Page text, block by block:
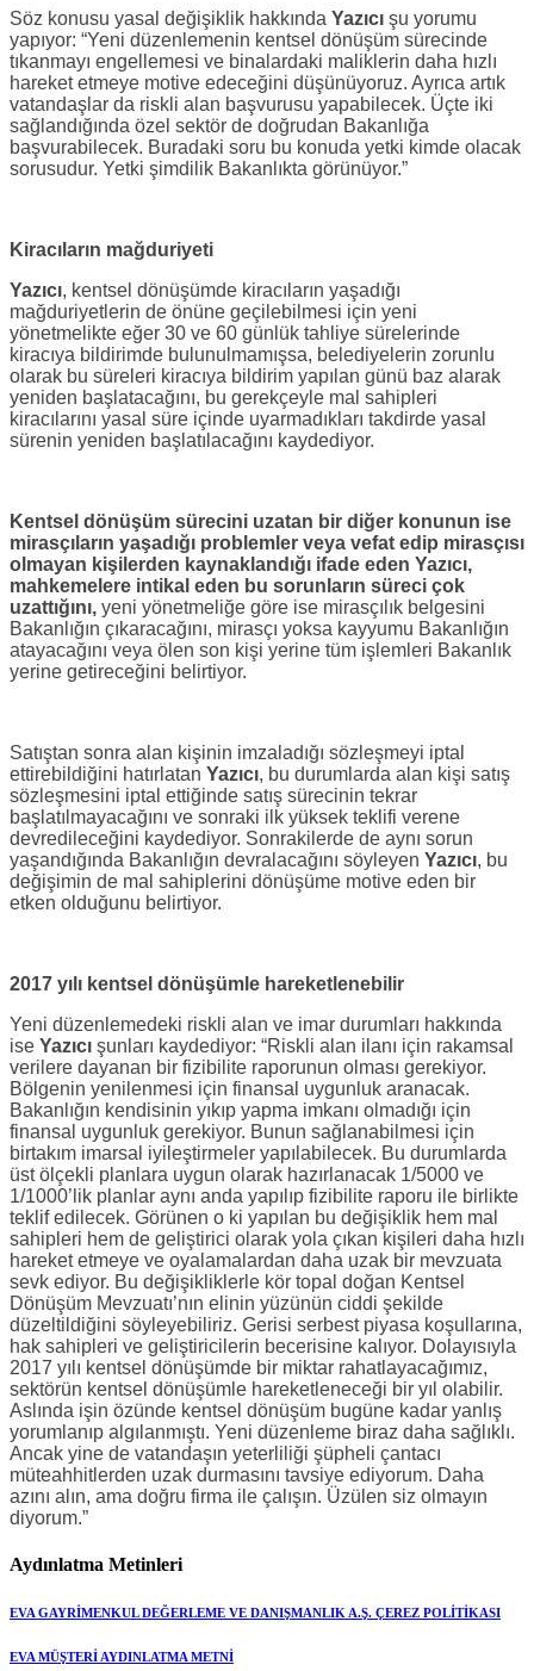
Söz konusu yasal değişiklik hakkında Yazıcı şu yorumu
yapıyor: “Yeni düzenlemenin kentsel dönüşüm sürecinde
tıkanmayı engellemesi ve binalardaki maliklerin daha hızlı
hareket etmeye motive edeceğini düşünüyoruz. Ayrıca artık
vatandaşlar da riskli alan başvurusu yapabilecek. Üçte iki
sağlandığında özel sektör de doğrudan Bakanlığa
başvurabilecek. Buradaki soru bu konuda yetki kimde olacak
sorusudur. Yetki şimdilik Bakanlıkta görünüyor.”
Kiracıların mağduriyeti
Yazıcı, kentsel dönüşümde kiracıların yaşadığı
mağduriyetlerin de önüne geçilebilmesi için yeni
yönetmelikte eğer 30 ve 60 günlük tahliye sürelerinde
kiracıya bildirimde bulunulmamışsa, belediyelerin zorunlu
olarak bu süreleri kiracıya bildirim yapılan günü baz alarak
yeniden başlatacağını, bu gerekçeyle mal sahipleri
kiracılarını yasal süre içinde uyarmadıkları takdirde yasal
sürenin yeniden başlatılacağını kaydediyor.
Kentsel dönüşüm sürecini uzatan bir diğer konunun ise
mirasçıların yaşadığı problemler veya vefat edip mirasçısı
olmayan kişilerden kaynaklandığı ifade eden Yazıcı,
mahkemelere intikal eden bu sorunların süreci çok
uzattığını, yeni yönetmeliğe göre ise mirasçılık belgesini
Bakanlığın çıkaracağını, mirasçı yoksa kayyumu Bakanlığın
atayacağını veya ölen son kişi yerine tüm işlemleri Bakanlık
yerine getireceğini belirtiyor.
Satıştan sonra alan kişinin imzaladığı sözleşmeyi iptal
ettirebildiğini hatırlatan Yazıcı, bu durumlarda alan kişi satış
sözleşmesini iptal ettiğinde satış sürecinin tekrar
başlatılmayacağını ve sonraki ilk yüksek teklifi verene
devredileceğini kaydediyor. Sonrakilerde de aynı sorun
yaşandığında Bakanlığın devralacağını söyleyen Yazıcı, bu
değişimin de mal sahiplerini dönüşüme motive eden bir
etken olduğunu belirtiyor.
2017 yılı kentsel dönüşümle hareketlenebilir
Yeni düzenlemedeki riskli alan ve imar durumları hakkında
ise Yazıcı şunları kaydediyor: “Riskli alan ilanı için rakamsal
verilere dayanan bir fizibilite raporunun olması gerekiyor.
Bölgenin yenilenmesi için finansal uygunluk aranacak.
Bakanlığın kendisinin yıkıp yapma imkanı olmadığı için
finansal uygunluk gerekiyor. Bunun sağlanabilmesi için
birtakım imarsal iyileştirmeler yapılabilecek. Bu durumlarda
üst ölçekli planlara uygun olarak hazırlanacak 1/5000 ve
1/1000’lik planlar aynı anda yapılıp fizibilite raporu ile birlikte
teklif edilecek. Görünen o ki yapılan bu değişiklik hem mal
sahipleri hem de geliştirici olarak yola çıkan kişileri daha hızlı
hareket etmeye ve oyalamalardan daha uzak bir mevzuata
sevk ediyor. Bu değişikliklerle kör topal doğan Kentsel
Dönüşüm Mevzuatı’nın elinin yüzünün ciddi şekilde
düzeltildiğini söyleyebiliriz. Gerisi serbest piyasa koşullarına,
hak sahipleri ve geliştiricilerin becerisine kalıyor. Dolayısıyla
2017 yılı kentsel dönüşümde bir miktar rahatlayacağımız,
sektörün kentsel dönüşümle hareketleneceği bir yıl olabilir.
Aslında işin özünde kentsel dönüşüm bugüne kadar yanlış
yorumlanıp algılanmıştı. Yeni düzenleme biraz daha sağlıklı.
Ancak yine de vatandaşın yeterliliği şüpheli çantacı
müteahhitlerden uzak durmasını tavsiye ediyorum. Daha
azını alın, ama doğru firma ile çalışın. Üzülen siz olmayın
diyorum.”
Aydınlatma Metinleri
EVA GAYRİMENKUL DEĞERLEME VE DANIŞMANLIK A.Ş. ÇEREZ POLİTİKASI
EVA MÜŞTERİ AYDINLATMA METNİ